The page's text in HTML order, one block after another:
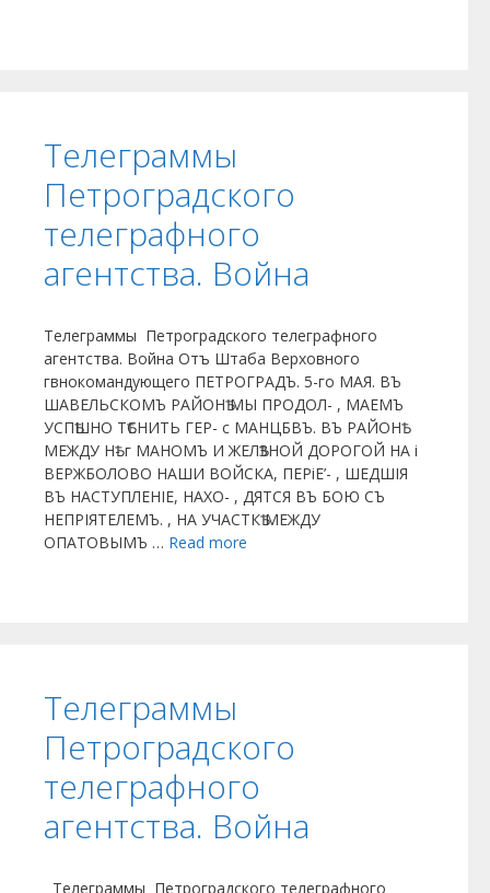
Телеграммы
Петроградского
телеграфного
агентства. Война
Телеграммы Петроградского телеграфного
агентства. Война Отъ Штаба Верховного
гвнокомандующего ПЕТРОГРАДЪ. 5-го МАЯ. ВЪ
ШАВЕЛЬСКОМЪ РАЙОНѢ МЫ ПРОДОЛ- , МАЕМЪ
УСПѢШНО ТѢСНИТЬ ГЕР- с МАНЦБВЪ. ВЪ РАЙОНѢ
МЕЖДУ НѢ- г МАНОМЪ И ЖЕЛѢЗНОЙ ДОРОГОЙ НА і
ВЕРЖБОЛОВО НАШИ ВОЙСКА, ПЕРіЕ’- , ШЕДШІЯ
ВЪ НАСТУПЛЕНІЕ, НАХО- , ДЯТСЯ ВЪ БОЮ СЪ
НЕПРІЯТЕЛЕМЪ. , НА УЧАСТКѢ МЕЖДУ
ОПАТОВЫМЪ … Read more
Телеграммы
Петроградского
телеграфного
агентства. Война
Телеграммы Петроградского телеграфного